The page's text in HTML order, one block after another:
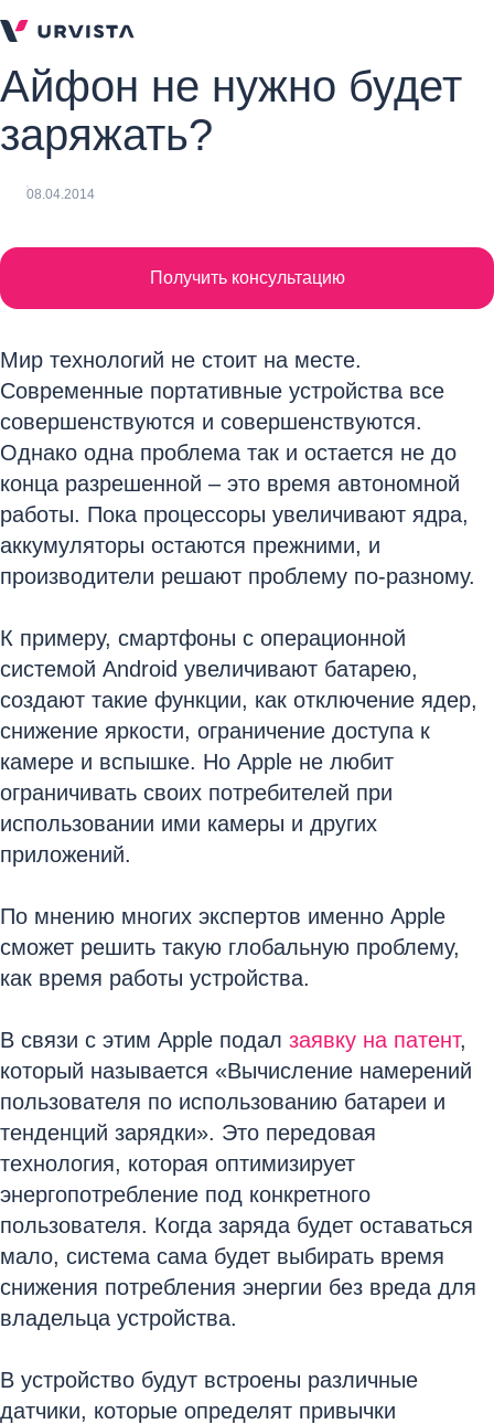
Айфон не нужно будет
заряжать?
08.04.2014
Получить консультацию
Мир технологий не стоит на месте.
Современные портативные устройства все
совершенствуются и совершенствуются.
Однако одна проблема так и остается не до
конца разрешенной – это время автономной
работы. Пока процессоры увеличивают ядра,
аккумуляторы остаются прежними, и
производители решают проблему по-разному.
К примеру, смартфоны с операционной
системой Android увеличивают батарею,
создают такие функции, как отключение ядер,
снижение яркости, ограничение доступа к
камере и вспышке. Но Apple не любит
ограничивать своих потребителей при
использовании ими камеры и других
приложений.
По мнению многих экспертов именно Apple
сможет решить такую глобальную проблему,
как время работы устройства.
В связи с этим Apple подал заявку на патент,
который называется «Вычисление намерений
пользователя по использованию батареи и
тенденций зарядки». Это передовая
технология, которая оптимизирует
энергопотребление под конкретного
пользователя. Когда заряда будет оставаться
мало, система сама будет выбирать время
снижения потребления энергии без вреда для
владельца устройства.
В устройство будут встроены различные
датчики, которые определят привычки